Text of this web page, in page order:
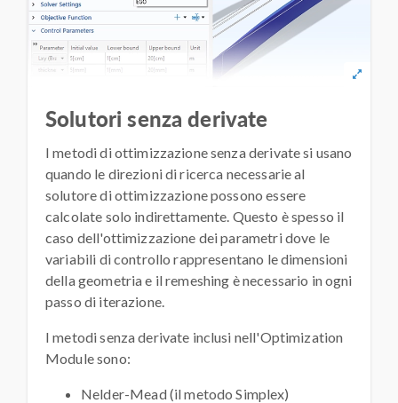
Solutori senza derivate
I metodi di ottimizzazione senza derivate si usano
quando le direzioni di ricerca necessarie al
solutore di ottimizzazione possono essere
calcolate solo indirettamente. Questo è spesso il
caso dell'ottimizzazione dei parametri dove le
variabili di controllo rappresentano le dimensioni
della geometria e il remeshing è necessario in ogni
passo di iterazione.
I metodi senza derivate inclusi nell'Optimization
Module sono:
Nelder-Mead (il metodo Simplex)